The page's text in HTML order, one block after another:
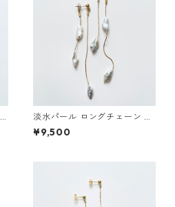
淡水パール ロングチェーン ピ
アス
¥9,500